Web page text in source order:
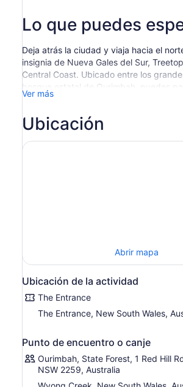
Lo que puedes
Deja atrás la ciudad y viaja hacia el
insignia de Nueva Gales del Sur,
Central Coast. Ubicado entre los
bosque estatal de Ourimbah, puedes
hasta un día entero dando vueltas. Apto
Prepárate para un día lleno de acción y
Treetops Adventure Central Coast.
durante su visita.
Ver más
Ubicación
Abrir mapa
Ubicación de la actividad
The Entrance
The Entrance, New South Wales,
Punto de encuentro o canje
Ourimbah, State Forest, 1 Red Hill
NSW 2259, Australia